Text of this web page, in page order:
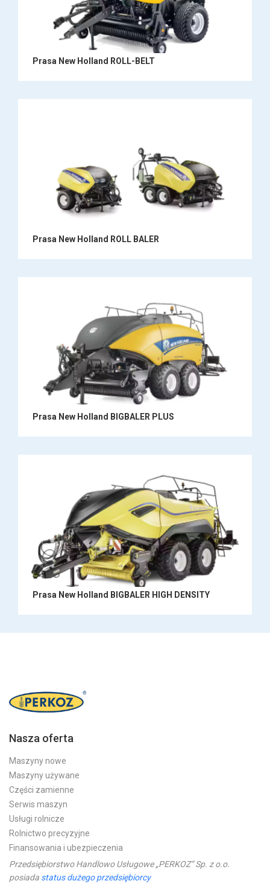
Prasa New Holland ROLL-BELT
Prasa New Holland ROLL BALER
Prasa New Holland BIGBALER PLUS
Prasa New Holland BIGBALER HIGH DENSITY
Nasza oferta
Maszyny nowe
Maszyny używane
Części zamienne
Serwis maszyn
Usługi rolnicze
Rolnictwo precyzyjne
Finansowania i ubezpieczenia
Przedsiębiorstwo Handlowo Usługowe „PERKOZ” Sp. z o.o.
posiada status dużego przedsiębiorcy